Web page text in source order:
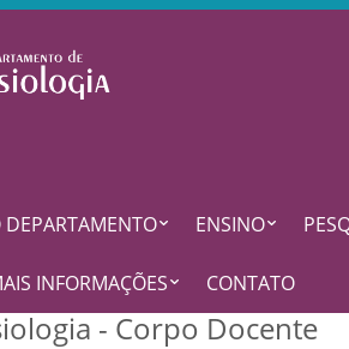
DEPARTAMENTO ENSINO
INFORMAÇÕES CONTATO
- Corpo Docente